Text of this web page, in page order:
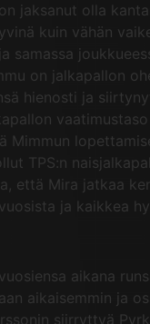
jaksanut olla
kuin vähän
samassa
on jalkapallon
hienosti ja
Mimmun
TPS:n
että Mira jatkaa
ja kaikkea
aikana
aikaisemmin ja
siirryttyä